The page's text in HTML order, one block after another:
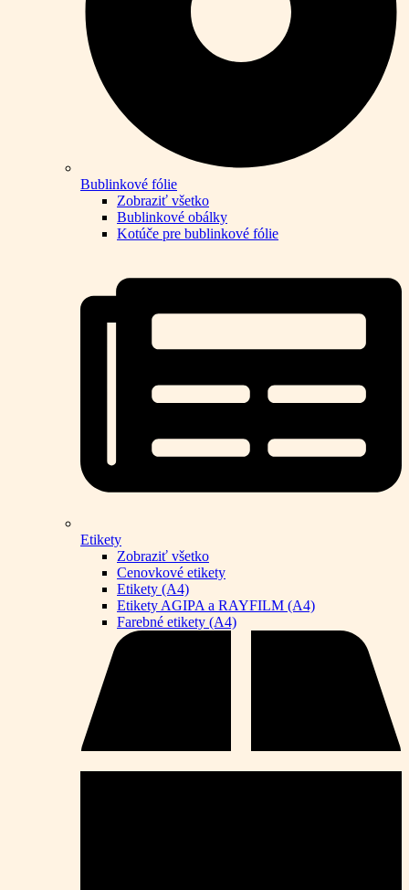
Bublinkové fólie
Zobraziť všetko
Bublinkové obálky
Kotúče pre bublinkové fólie
Etikety
Zobraziť všetko
Cenovkové etikety
Etikety (A4)
Etikety AGIPA a RAYFILM (A4)
Farebné etikety (A4)